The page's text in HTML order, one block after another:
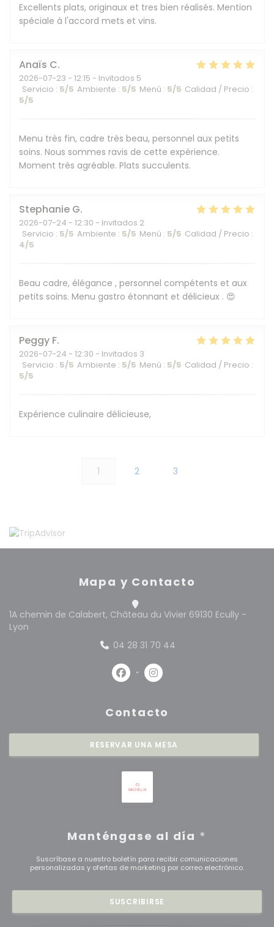
Excellents plats, originaux et tres bien réalisés. Mention
spéciale à l'accord mets et vins.
Anaïs C
2026-07-23 - 12:15 - Invitados 5
Servicio : 5/5 Ambiente : 5/5 Menú : 5/5 Calidad / Precio :
5/5
Menu très fin, cadre très beau, personnel aux petits
soins. Nous sommes ravis de cette expérience.
Moment très agréable. Plats succulents.
Stephanie G
2026-07-24 - 12:30 - Invitados 2
Servicio : 5/5 Ambiente : 5/5 Menú : 5/5 Calidad / Precio :
4/5
Beau cadre, élégance , personnel compétents et aux
petits soins. Menu gastro étonnant et délicieux . 😍
Peggy F
2026-07-24 - 12:30 - Invitados 3
Servicio : 5/5 Ambiente : 5/5 Menú : 5/5 Calidad / Precio :
5/5
Expérience culinaire délicieuse,
1 2 3
Mapa y Contacto
1A chemin de Calabert, Château du Vivier 69130 Ecully -
Lyon
04 28 31 70 44
Facebook ((abre en una
Instagram ((abre en
Contacto
RESERVAR UNA MESA
Manténgase al día *
Suscríbase a nuestro boletín para recibir comunicaciones
personalizadas y ofertas de marketing por correo electrónico.
SUSCRIBIRSE